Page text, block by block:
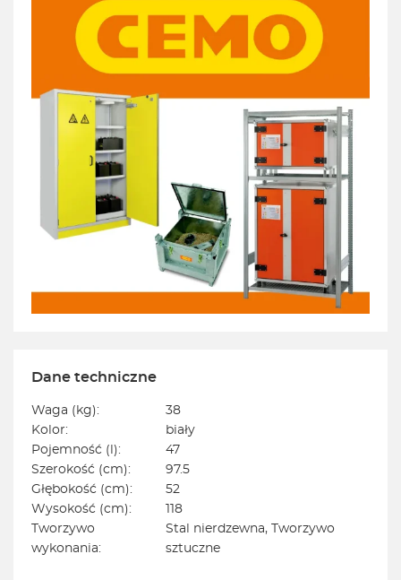
Dane techniczne
Waga (kg):
38
Kolor:
biały
Pojemność (l):
47
Szerokość (cm):
97.5
Głębokość (cm):
52
Wysokość (cm):
118
Tworzywo
wykonania:
Stal nierdzewna, Tworzywo
sztuczne